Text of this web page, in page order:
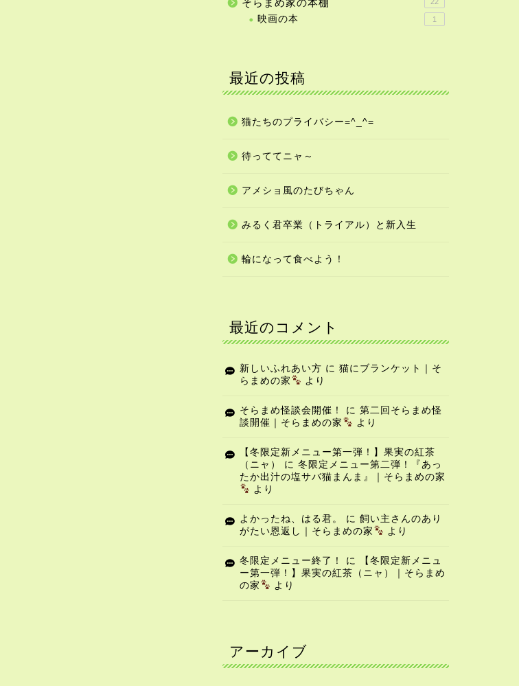
映画の本 1
最近の投稿
猫たちのプライバシー=^_^=
待っててニャ～
アメショ風のたびちゃん
みるく君卒業（トライアル）と新入生
輪になって食べよう！
最近のコメント
新しいふれあい方 に 猫にブランケット｜そ
らまめの家
より
そらまめ怪談会開催！ に 第二回そらまめ怪
談開催｜そらまめの家
より
【冬限定新メニュー第一弾！】果実の紅茶
（ニャ）
に 冬限定メニュー第二弾！『あっ
たか出汁の塩サバ猫まんま』｜そらまめの家
より
よかったね、はる君。 に 飼い主さんのあり
がたい恩返し｜そらまめの家
より
冬限定メニュー終了！ に
【冬限定新メニュ
ー第一弾！】果実の紅茶（ニャ）｜そらまめ
の家
より
アーカイブ